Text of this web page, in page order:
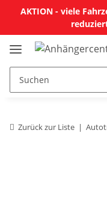
AKTION - viele
Zurück zur Liste